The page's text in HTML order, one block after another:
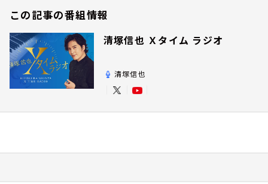
この記事の番組情報
清塚信也 Ｘタイム ラジオ
清塚信也